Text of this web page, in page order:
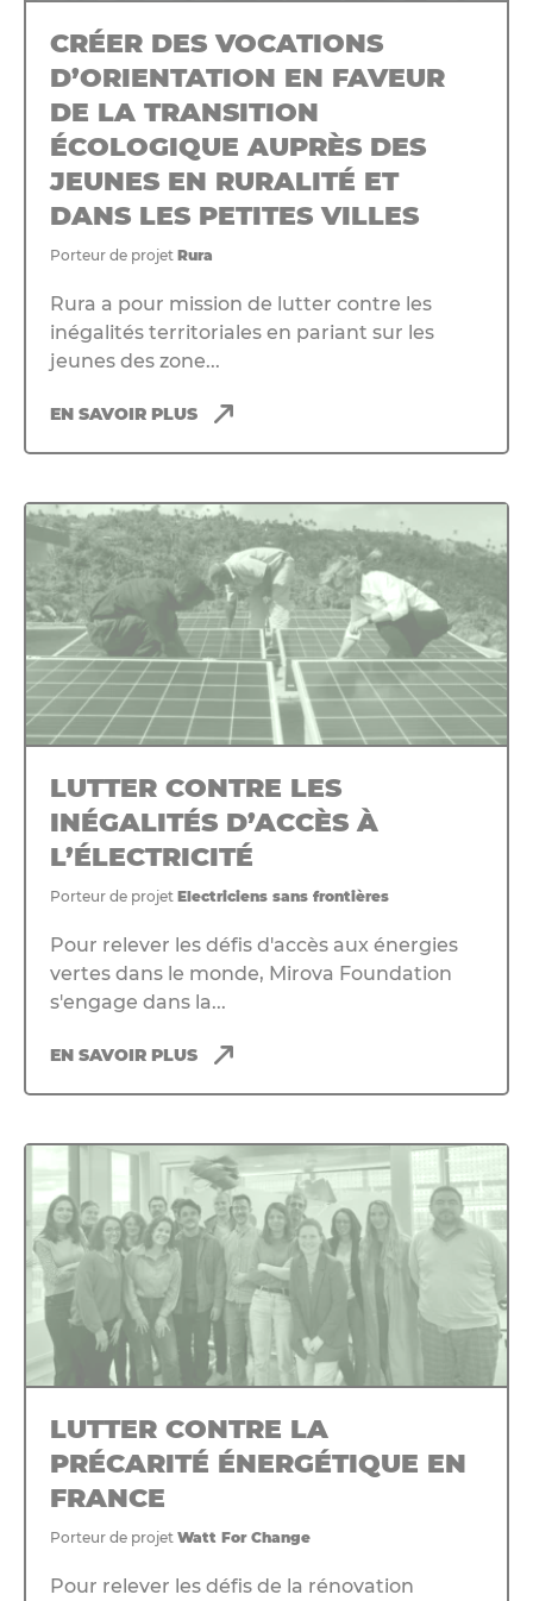
CRÉER DES VOCATIONS
D’ORIENTATION EN FAVEUR
DE LA TRANSITION
ÉCOLOGIQUE AUPRÈS DES
JEUNES EN RURALITÉ ET
DANS LES PETITES VILLES
Porteur de projet Rura
Rura a pour mission de lutter contre les
inégalités territoriales en pariant sur les
jeunes des zone...
EN SAVOIR PLUS
LUTTER CONTRE LES
INÉGALITÉS D’ACCÈS À
L’ÉLECTRICITÉ
Porteur de projet Electriciens sans frontières
Pour relever les défis d'accès aux énergies
vertes dans le monde, Mirova Foundation
s'engage dans la...
EN SAVOIR PLUS
LUTTER CONTRE LA
PRÉCARITÉ ÉNERGÉTIQUE EN
FRANCE
Porteur de projet Watt For Change
Pour relever les défis de la rénovation